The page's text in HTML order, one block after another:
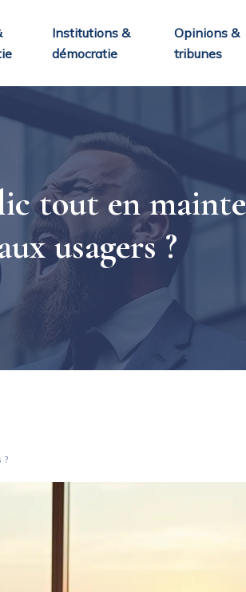
Institutions &
démocratie
Opinions &
tribunes
tout en
usagers ?
?